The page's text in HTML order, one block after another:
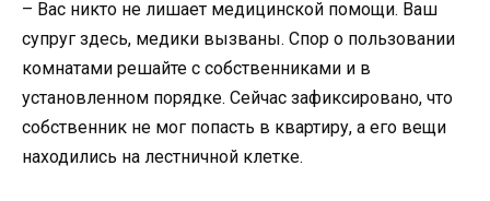
– Вас никто не лишает медицинской помощи. Ваш
супруг здесь, медики вызваны. Спор о пользовании
комнатами решайте с собственниками и в
установленном порядке. Сейчас зафиксировано, что
собственник не мог попасть в квартиру, а его вещи
находились на лестничной клетке.